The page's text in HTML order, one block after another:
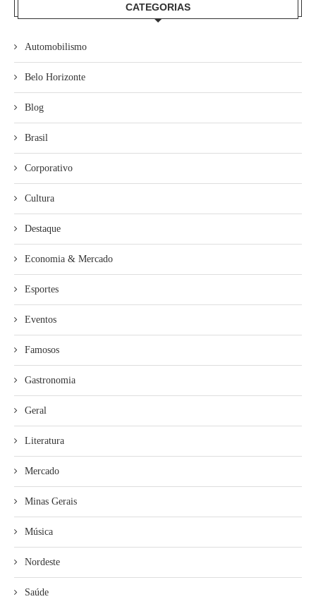
CATEGORIAS
Automobilismo
Belo Horizonte
Blog
Brasil
Corporativo
Cultura
Destaque
Economia & Mercado
Esportes
Eventos
Famosos
Gastronomia
Geral
Literatura
Mercado
Minas Gerais
Música
Nordeste
Saúde